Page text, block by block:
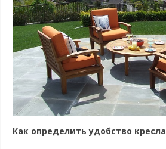
Как определить удобство кресла